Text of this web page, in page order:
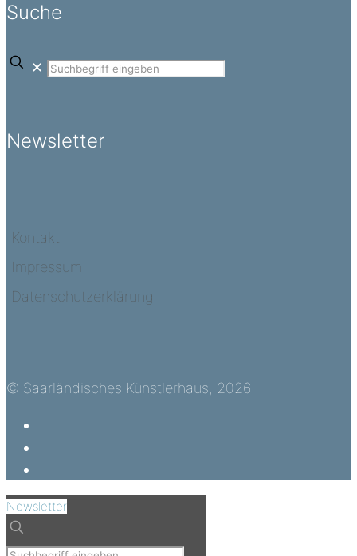
Suche
✕
Newsletter
Kontakt
Impressum
Datenschutzerklärung
© Saarländisches Künstlerhaus, 2026
Newsletter